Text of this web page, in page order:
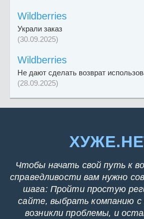
Wildberries
Украли заказ
(30.09.2025)
Wildberries
Не дают сделать возврат
(28.09.2025)
Чтобы начать свой путь к
справедливости вам нужно
шага: Пройти простую
сайте, выбрать компанию с
возникли проблемы, и